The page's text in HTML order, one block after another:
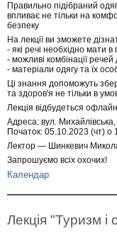
Правильно підібраний
впливає не тільки на
безпеку
На лекції ви зможете
- які речі необхідно мати в
- можливі комбінації
- матеріали одягу та їх
Ці знання допоможуть
та здоров'я не тільки в
Лекція відбудеться
Адреса: вул.
Початок: 05.10.2023 (чт) о
Лектор — Шинкевич
Запрошуємо всіх охочих!
Календар
Лекція "Туризм